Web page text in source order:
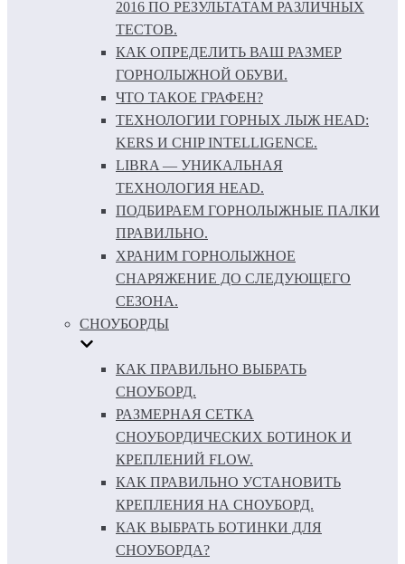
2016 ПО РЕЗУЛЬТАТАМ РАЗЛИЧНЫХ
ТЕСТОВ.
КАК ОПРЕДЕЛИТЬ ВАШ РАЗМЕР
ГОРНОЛЫЖНОЙ ОБУВИ.
ЧТО ТАКОЕ ГРАФЕН?
ТЕХНОЛОГИИ ГОРНЫХ ЛЫЖ HEAD:
KERS И CHIP INTELLIGENCE.
LIBRA — УНИКАЛЬНАЯ
ТЕХНОЛОГИЯ HEAD.
ПОДБИРАЕМ ГОРНОЛЫЖНЫЕ ПАЛКИ
ПРАВИЛЬНО.
ХРАНИМ ГОРНОЛЫЖНОЕ
СНАРЯЖЕНИЕ ДО СЛЕДУЮЩЕГО
СЕЗОНА.
СНОУБОРДЫ
КАК ПРАВИЛЬНО ВЫБРАТЬ
СНОУБОРД.
РАЗМЕРНАЯ СЕТКА
СНОУБОРДИЧЕСКИХ БОТИНОК И
КРЕПЛЕНИЙ FLOW.
КАК ПРАВИЛЬНО УСТАНОВИТЬ
КРЕПЛЕНИЯ НА СНОУБОРД.
КАК ВЫБРАТЬ БОТИНКИ ДЛЯ
СНОУБОРДА?